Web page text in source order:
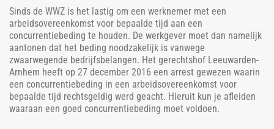
Sinds de WWZ is het lastig om een werknemer met een
arbeidsovereenkomst voor bepaalde tijd aan een
concurrentiebeding te houden. De werkgever moet dan namelijk
aantonen dat het beding noodzakelijk is vanwege
zwaarwegende bedrijfsbelangen. Het gerechtshof Leeuwarden-
Arnhem heeft op 27 december 2016 een arrest gewezen waarin
een concurrentiebeding in een arbeidsovereenkomst voor
bepaalde tijd rechtsgeldig werd geacht. Hieruit kun je afleiden
waaraan een goed concurrentiebeding moet voldoen.